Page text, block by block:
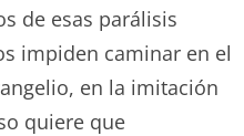
de esas parálisis
impiden caminar en el
en la imitación
quiere que